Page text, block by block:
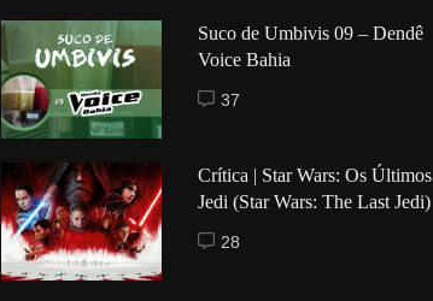
Suco de Umbivis 09 – Dendê
Voice Bahia
37
Crítica | Star Wars: Os Últimos
Jedi (Star Wars: The Last Jedi)
28